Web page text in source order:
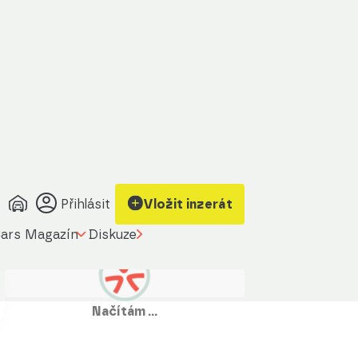
Přihlásit Vložit inzerát
Magazín Diskuze
Načítám …